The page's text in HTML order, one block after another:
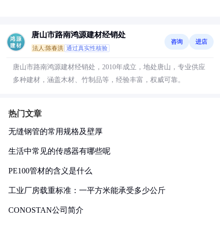
唐山市路南鸿源建材经销处
法人:陈春洪 通过真实性核验
咨询 进店
唐山市路南鸿源建材经销处，2010年成立，地处唐山，专业供应
多种建材，涵盖木材、竹制品等，经验丰富，权威可靠。
热门文章
无缝钢管的常用规格及壁厚
生活中常见的传感器有哪些呢
PE100管材的含义是什么
工业厂房载重标准：一平方米能承受多少公斤
CONOSTAN公司简介